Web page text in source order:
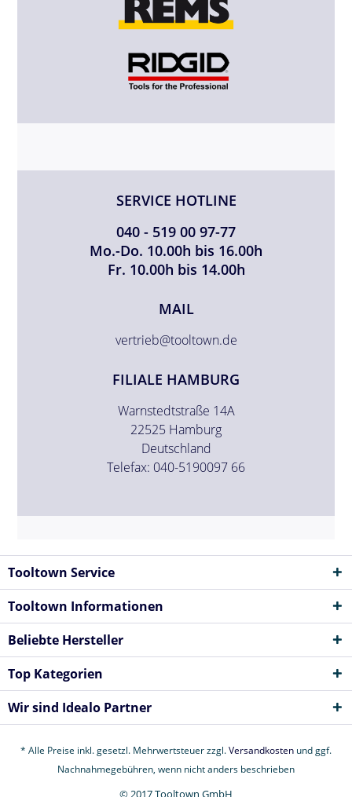
SERVICE HOTLINE
040 - 519 00 97-77
Mo.-Do. 10.00h bis 16.00h
Fr. 10.00h bis 14.00h
MAIL
vertrieb@tooltown.de
FILIALE HAMBURG
Warnstedtstraße 14A
22525 Hamburg
Deutschland
Telefax: 040-5190097 66
Tooltown Service
Tooltown Informationen
Beliebte Hersteller
Top Kategorien
Wir sind Idealo Partner
* Alle Preise inkl. gesetzl. Mehrwertsteuer zzgl.Versandkosten und ggf.
Nachnahmegebühren, wenn nicht anders beschrieben
© 2017 Tooltown GmbH